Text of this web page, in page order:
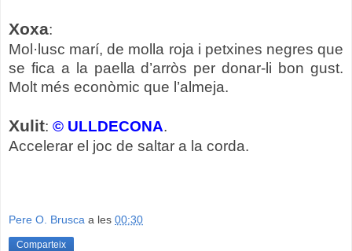
Xoxa:
Mol·lusc marí, de molla roja i petxines negres que
se fica a la paella d’arròs per donar-li bon gust.
Molt més econòmic que l’almeja.
Xulit: © ULLDECONA.
Accelerar el joc de saltar a la corda.
Pere O. Brusca a les 00:30
Comparteix